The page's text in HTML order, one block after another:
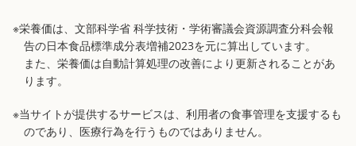
※栄養価は、文部科学省 科学技術・学術審議会資源調査分科会報
告の日本食品標準成分表増補2023を元に算出しています。
また、栄養価は自動計算処理の改善により更新されることがあ
ります。
※当サイトが提供するサービスは、利用者の食事管理を支援するも
のであり、医療行為を行うものではありません。